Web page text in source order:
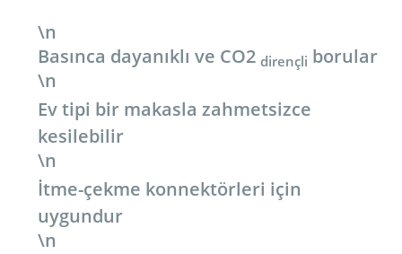
\n
Basınca dayanıklı ve CO2 dirençli borular
\n
Ev tipi bir makasla zahmetsizce
kesilebilir
\n
İtme-çekme konnektörleri için
uygundur
\n